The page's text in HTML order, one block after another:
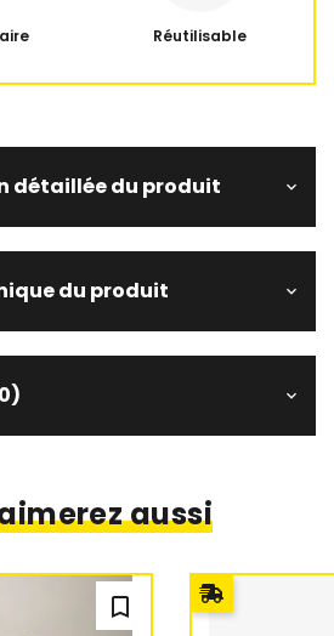
Réutilisable
détaillée du produit
du produit
aussi
bookmark_outline